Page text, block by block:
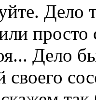
Дело
Дело
своего